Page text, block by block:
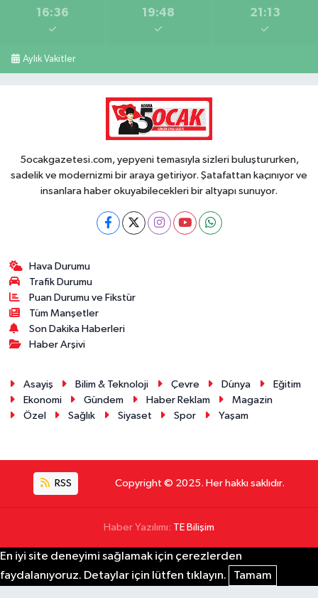
16:36 19:48 21:13
Aylık Vakitler
5ocakgazetesi.com, yepyeni temasıyla sizleri buluştururken,
sadelik ve modernizmi bir araya getiriyor. Şatafattan kaçınıyor ve
insanlara haber okuyabilecekleri bir altyapı sunuyor.
Hava Durumu
Trafik Durumu
Puan Durumu ve Fikstür
Tüm Manşetler
Son Dakika Haberleri
Haber Arşivi
Asayiş Bilim & Teknoloji Çevre Dünya
Eğitim
Ekonomi
Gündem Haber Reklam
Magazin
Özel
Sağlık Siyaset Spor Yaşam
RSS Copyright © 2025. Her hakkı saklıdır.
Haber Yazılımı: TE Bilişim
En iyi site deneyimi sağlamak için çerezlerden
faydalanıyoruz. Detaylar için lütfen tıklayın.
Tamam